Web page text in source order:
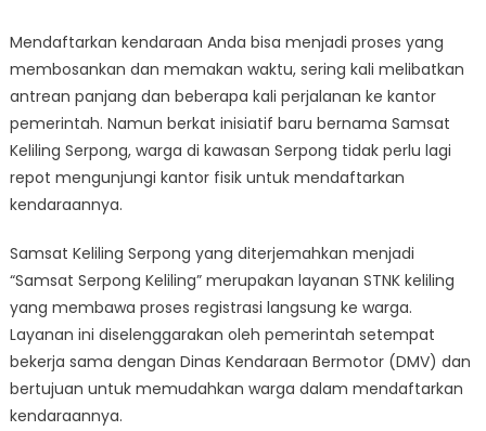
Serpong:
Bringing
Vehicle
Registration
Services
Closer
Mendaftarkan kendaraan Anda bisa menjadi proses yang
membosankan dan memakan waktu, sering kali melibatkan
antrean panjang dan beberapa kali perjalanan ke kantor
pemerintah. Namun berkat inisiatif baru bernama Samsat
Keliling Serpong, warga di kawasan Serpong tidak perlu lagi
repot mengunjungi kantor fisik untuk mendaftarkan
kendaraannya.
Samsat Keliling Serpong yang diterjemahkan menjadi
“Samsat Serpong Keliling” merupakan layanan STNK keliling
yang membawa proses registrasi langsung ke warga.
Layanan ini diselenggarakan oleh pemerintah setempat
bekerja sama dengan Dinas Kendaraan Bermotor (DMV) dan
bertujuan untuk memudahkan warga dalam mendaftarkan
kendaraannya.